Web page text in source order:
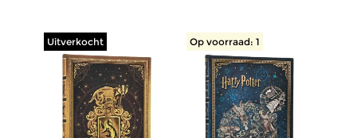
Uitverkocht Op voorraad: 1